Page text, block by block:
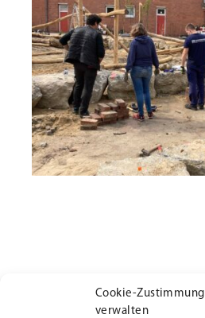
Cookie-Zustimmung
verwalten